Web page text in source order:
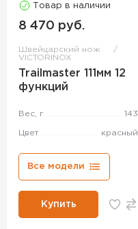
Товар в наличии
8 470 руб.
Швейцарский нож
VICTORINOX
Trailmaster 111мм 12
функций
Вес, г 143
Цвет красный
Все модели
Купить